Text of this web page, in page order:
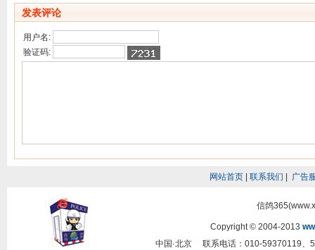
发表评论
用户名:
验证码:
网站首页 联系我们 广告
信鸽
Copyright © 2004-2013
中国·北京 联系电话：010-